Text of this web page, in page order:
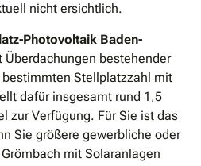
nicht ersichtlich.
Photovoltaik Baden-
Überdachungen bestehender
Stellplatzzahl mit
dafür insgesamt rund 1,5
zur Verfügung. Für Sie ist das
Sie größere gewerbliche oder
mit Solaranlagen